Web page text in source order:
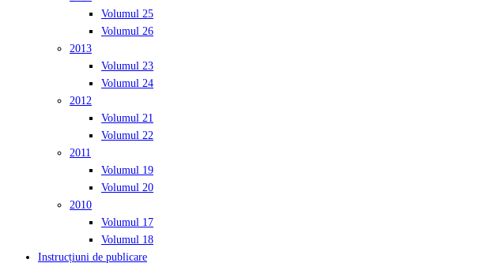
Volumul 25
Volumul 26
2013
Volumul 23
Volumul 24
2012
Volumul 21
Volumul 22
2011
Volumul 19
Volumul 20
2010
Volumul 17
Volumul 18
Instrucțiuni de publicare